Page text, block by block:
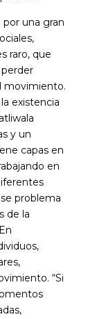
una gran
raro, que
movimiento.
existencia
y un
capas en
en
problema
de la
“Si